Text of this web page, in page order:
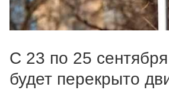
С 23 по 25
будет перекрыто